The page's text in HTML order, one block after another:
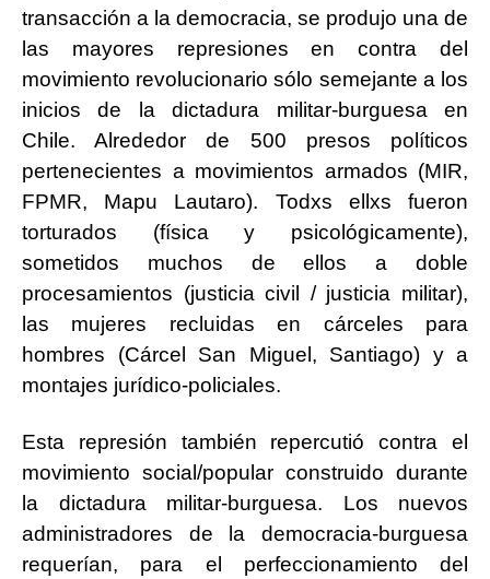
transacción a la democracia, se produjo una de
las mayores represiones en contra del
movimiento revolucionario sólo semejante a los
inicios de la dictadura militar-burguesa en
Chile. Alrededor de 500 presos políticos
pertenecientes a movimientos armados (MIR,
FPMR, Mapu Lautaro). Todxs ellxs fueron
torturados (física y psicológicamente),
sometidos muchos de ellos a doble
procesamientos (justicia civil / justicia militar),
las mujeres recluidas en cárceles para
hombres (Cárcel San Miguel, Santiago) y a
montajes jurídico-policiales.
Esta represión también repercutió contra el
movimiento social/popular construido durante
la dictadura militar-burguesa. Los nuevos
administradores de la democracia-burguesa
requerían, para el perfeccionamiento del